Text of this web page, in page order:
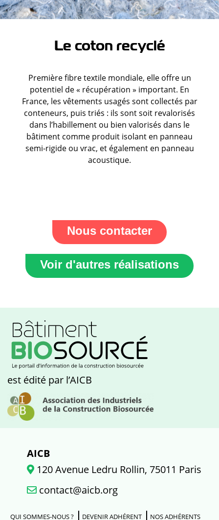
Le coton recyclé
Première fibre textile mondiale, elle offre un
potentiel de « récupération » important. En
France, les vêtements usagés sont collectés par
conteneurs, puis triés : ils sont soit revalorisés
dans l’habillement ou bien valorisés dans le
bâtiment comme produit isolant en panneau
semi-rigide ou vrac, et également en panneau
acoustique.
Nous contacter
Voir d'autres réalisations
est édité par l’AICB
AICB
120 Avenue Ledru Rollin, 75011 Paris
contact@aicb.org
QUI SOMMES-NOUS ? DEVENIR ADHÉRENT NOS ADHÉRENTS